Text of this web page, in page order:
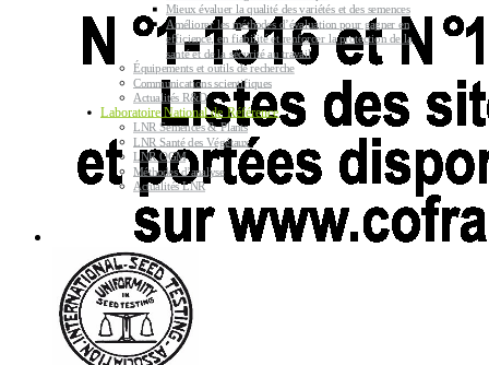
Mieux évaluer la qualité des variétés et des semences
Améliorer les méthodes d’évaluation pour gagner en
efficience, en fiabilité et renforcer la protection de la
santé et de la sécurité au travail
Équipements et outils de recherche
Communications scientifiques
Actualités R&D
Laboratoire National de Référence
LNR Semences & Plants
LNR Santé des Végétaux
LNR OGM
Méthodes d’analyse
Actualités LNR